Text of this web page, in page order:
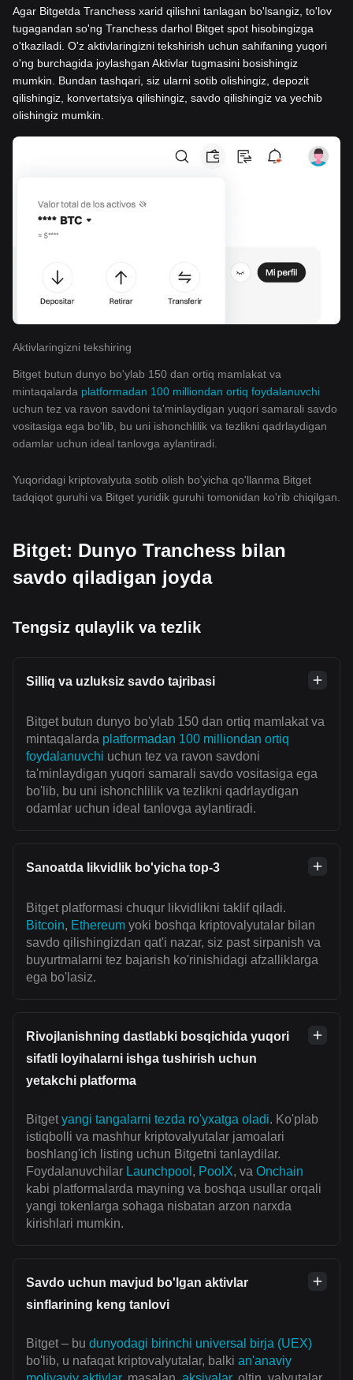
Agar Bitgetda Tranchess xarid qilishni tanlagan bo'lsangiz, to'lov
tugagandan so'ng Tranchess darhol Bitget spot hisobingizga
o'tkaziladi. O'z aktivlaringizni tekshirish uchun sahifaning yuqori
o'ng burchagida joylashgan Aktivlar tugmasini bosishingiz
mumkin. Bundan tashqari, siz ularni sotib olishingiz, depozit
qilishingiz, konvertatsiya qilishingiz, savdo qilishingiz va yechib
olishingiz mumkin.
Aktivlaringizni tekshiring
Bitget butun dunyo bo'ylab 150 dan ortiq mamlakat va
mintaqalarda platformadan 100 milliondan ortiq foydalanuvchi
uchun tez va ravon savdoni ta'minlaydigan yuqori samarali savdo
vositasiga ega bo'lib, bu uni ishonchlilik va tezlikni qadrlaydigan
odamlar uchun ideal tanlovga aylantiradi.
Yuqoridagi kriptovalyuta sotib olish bo'yicha qo'llanma Bitget
tadqiqot guruhi va Bitget yuridik guruhi tomonidan ko'rib chiqilgan.
Bitget: Dunyo Tranchess bilan
savdo qiladigan joyda
Tengsiz qulaylik va tezlik
Silliq va uzluksiz savdo tajribasi
Bitget butun dunyo bo'ylab 150 dan ortiq mamlakat va
mintaqalarda platformadan 100 milliondan ortiq
foydalanuvchi uchun tez va ravon savdoni
ta'minlaydigan yuqori samarali savdo vositasiga ega
bo'lib, bu uni ishonchlilik va tezlikni qadrlaydigan
odamlar uchun ideal tanlovga aylantiradi.
Sanoatda likvidlik bo'yicha top-3
Bitget platformasi chuqur likvidlikni taklif qiladi.
Bitcoin, Ethereum yoki boshqa kriptovalyutalar bilan
savdo qilishingizdan qat'i nazar, siz past sirpanish va
buyurtmalarni tez bajarish ko'rinishidagi afzalliklarga
ega bo'lasiz.
Rivojlanishning dastlabki bosqichida yuqori
sifatli loyihalarni ishga tushirish uchun
yetakchi platforma
Bitget yangi tangalarni tezda ro'yxatga oladi. Ko'plab
istiqbolli va mashhur kriptovalyutalar jamoalari
boshlang'ich listing uchun Bitgetni tanlaydilar.
Foydalanuvchilar Launchpool , PoolX, va Onchain
kabi platformalarda mayning va boshqa usullar orqali
yangi tokenlarga sohaga nisbatan arzon narxda
kirishlari mumkin.
Savdo uchun mavjud bo'lgan aktivlar
sinflarining keng tanlovi
Bitget – bu dunyodagi birinchi universal birja (UEX)
bo'lib, u nafaqat kriptovalyutalar, balki an'anaviy